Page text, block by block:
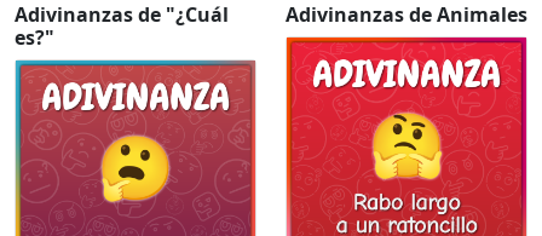
Adivinanzas de "¿Cuál
es?"
Adivinanzas de Animales